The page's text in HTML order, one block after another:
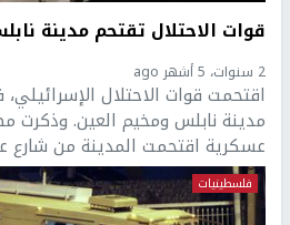
قوات الاحتلال تقتحم مدينة
2 سنوات، 5 أشهر ago
اقتحمت قوات الاحتلال
مدينة نابلس ومخيم العين. وذكرت
عسكرية اقتحمت المدينة من شارع
فلسطينيات